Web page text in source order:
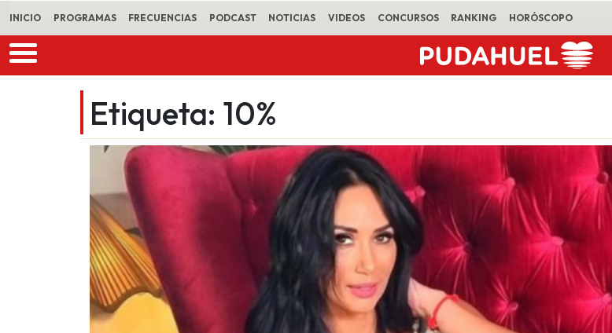
INICIO PROGRAMAS FRECUENCIAS PODCAST NOTICIAS VIDEOS CONCURSOS RANKING HORÓSCOPO
Etiqueta: 10%